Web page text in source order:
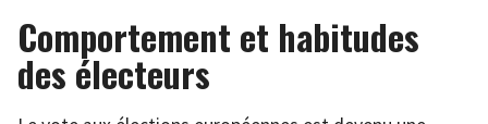
Comportement et habitudes
des électeurs